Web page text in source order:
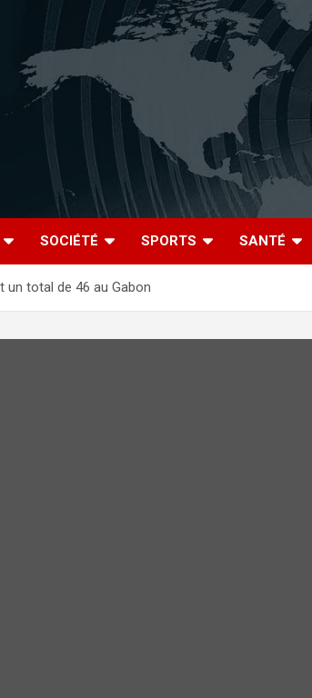
SOCIÉTÉ SPORTS SANTÉ
un total de 46 au Gabon